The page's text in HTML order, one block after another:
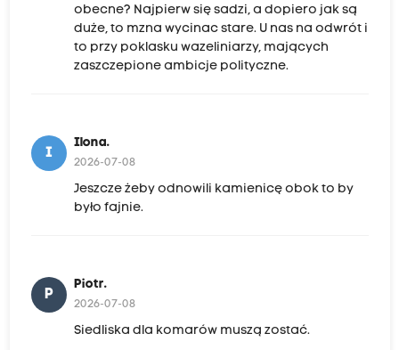
obecne? Najpierw się sadzi, a dopiero jak są
duże, to mzna wycinac stare. U nas na odwrót i
to przy poklasku wazeliniarzy, mających
zaszczepione ambicje polityczne.
I
Ilona.
2026-07-08
Jeszcze żeby odnowili kamienicę obok to by
było fajnie.
P
Piotr.
2026-07-08
Siedliska dla komarów muszą zostać.